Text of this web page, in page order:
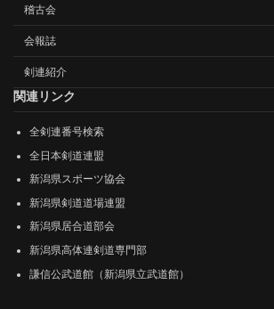
稽古会
会報誌
剣連紹介
関連リンク
全剣連番号検索
全日本剣道連盟
新潟県スポーツ協会
新潟県剣道道場連盟
新潟県居合道部会
新潟県高体連剣道専門部
謙信公武道館（新潟県立武道館）